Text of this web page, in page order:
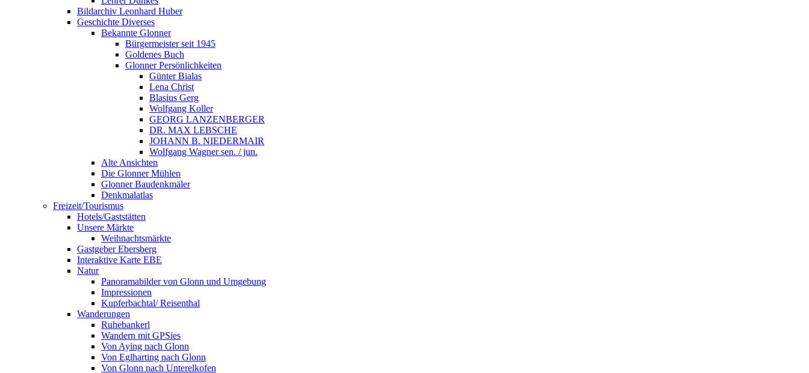
Bildarchiv Leonhard Huber
Geschichte Diverses
Bekannte Glonner
Bürgermeister seit 1945
Goldenes Buch
Glonner Persönlichkeiten
Günter Bialas
Lena Christ
Blasius Gerg
Wolfgang Koller
GEORG LANZENBERGER
DR. MAX LEBSCHE
JOHANN B. NIEDERMAIR
Wolfgang Wagner sen. / jun.
Alte Ansichten
Die Glonner Mühlen
Glonner Baudenkmäler
Denkmalatlas
Freizeit/Tourismus
Hotels/Gaststätten
Unsere Märkte
Weihnachtsmärkte
Gastgeber Ebersberg
Interaktive Karte EBE
Natur
Panoramabilder von Glonn und Umgebung
Impressionen
Kupferbachtal/ Reisenthal
Wanderungen
Ruhebankerl
Wandern mit GPSies
Von Aying nach Glonn
Von Eglharting nach Glonn
Von Glonn nach Unterelkofen